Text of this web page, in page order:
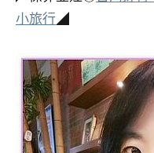
小旅行◢